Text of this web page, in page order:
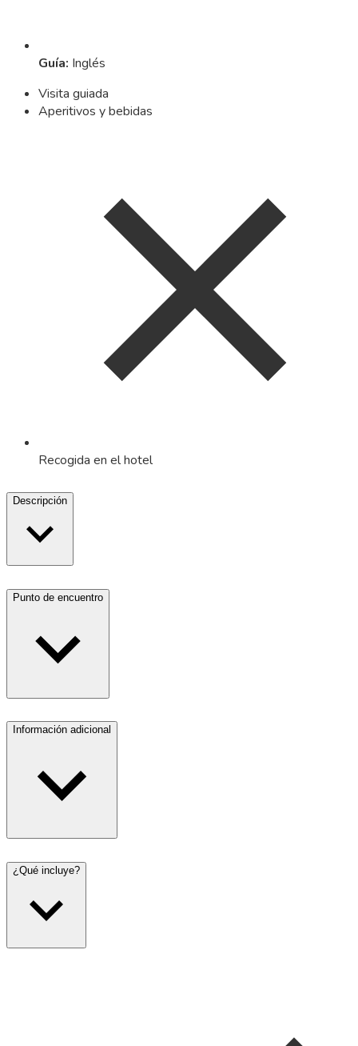
Guía: Inglés
Visita guiada
Aperitivos y bebidas
Recogida en el hotel
Descripción
Punto de encuentro
Información adicional
¿Qué incluye?